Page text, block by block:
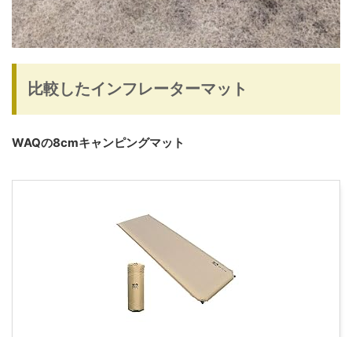
比較したインフレーターマット
WAQの8cmキャンピングマット